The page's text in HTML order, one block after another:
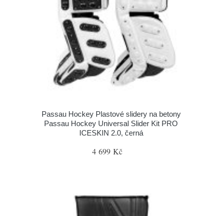
Passau Hockey Plastové slidery na betony
Passau Hockey Universal Slider Kit PRO
ICESKIN 2.0, černá
4 699 Kč